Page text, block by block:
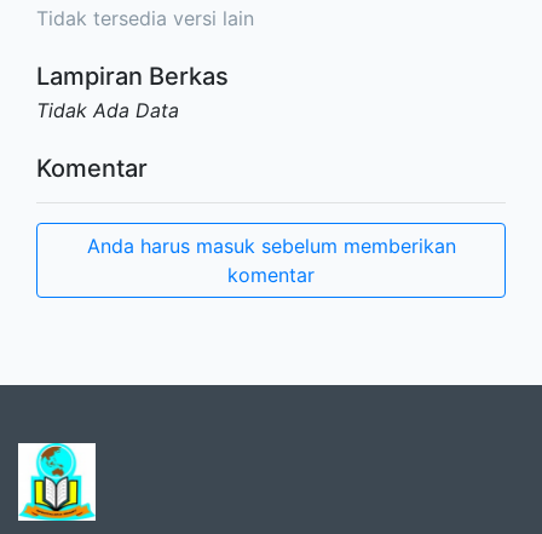
Tidak tersedia versi lain
Lampiran Berkas
Tidak Ada Data
Komentar
Anda harus masuk sebelum memberikan
komentar